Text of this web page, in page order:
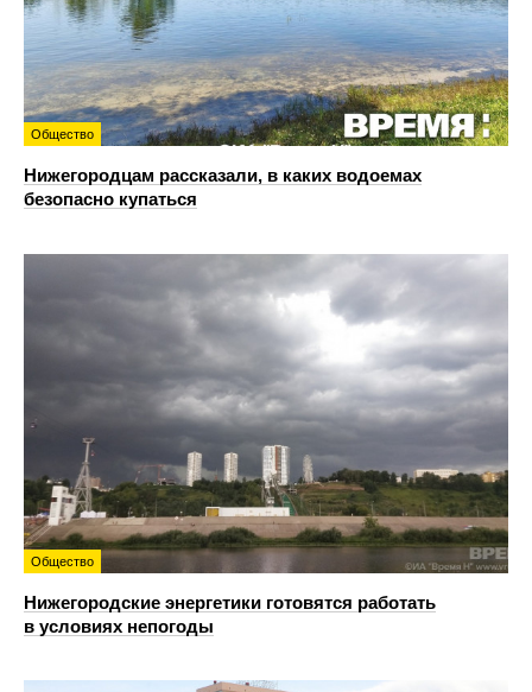
Общество
Нижегородцам рассказали, в каких водоемах
безопасно купаться
Общество
Нижегородские энергетики готовятся работать
в условиях непогоды